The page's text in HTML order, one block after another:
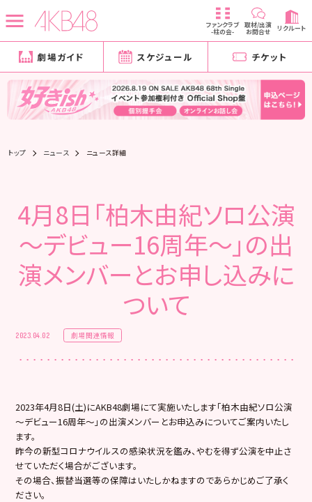
ファンクラブ
-柱の会-
取材/出演
お問合せ リクルート
劇場ガイド スケジュール チケット
トップ ニュース ニュース詳細
4月8日「柏木由紀ソロ公演
～デビュー16周年～」の出
演メンバーとお申し込みに
ついて
2023.04.02 劇場関連情報
2023年4月8日(土)にAKB48劇場にて実施いたします「柏木由紀ソロ公演
～デビュー16周年～」の出演メンバーとお申込みについてご案内いたし
ます。
昨今の新型コロナウイルスの感染状況を鑑み、やむを得ず公演を中止さ
せていただく場合がございます。
その場合、振替当選等の保障はいたしかねますのであらかじめご了承く
ださい。